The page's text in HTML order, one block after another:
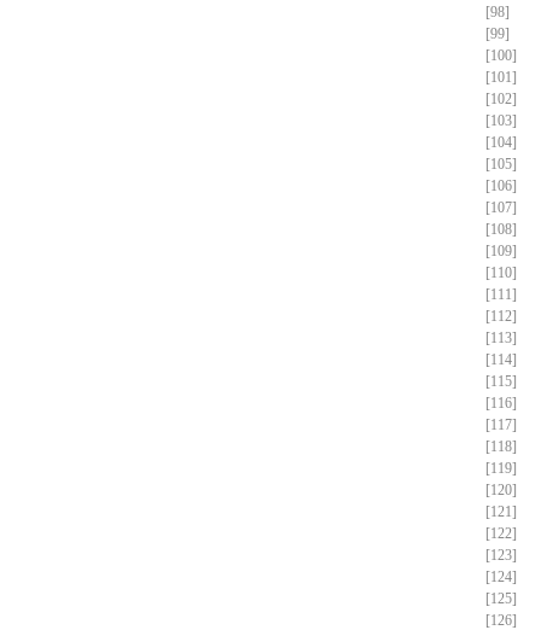
[98]
[99]
[100]
[101]
[102]
[103]
[104]
[105]
[106]
[107]
[108]
[109]
[110]
[111]
[112]
[113]
[114]
[115]
[116]
[117]
[118]
[119]
[120]
[121]
[122]
[123]
[124]
[125]
[126]